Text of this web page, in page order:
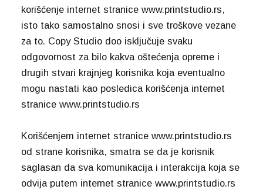
korišćenje internet stranice www.printstudio.rs,
isto tako samostalno snosi i sve troškove vezane
za to. Copy Studio doo isključuje svaku
odgovornost za bilo kakva oštećenja opreme i
drugih stvari krajnjeg korisnika koja eventualno
mogu nastati kao posledica korišćenja internet
stranice www.printstudio.rs
Korišćenjem internet stranice www.printstudio.rs
od strane korisnika, smatra se da je korisnik
saglasan da sva komunikacija i interakcija koja se
odvija putem internet stranice www.printstudio.rs